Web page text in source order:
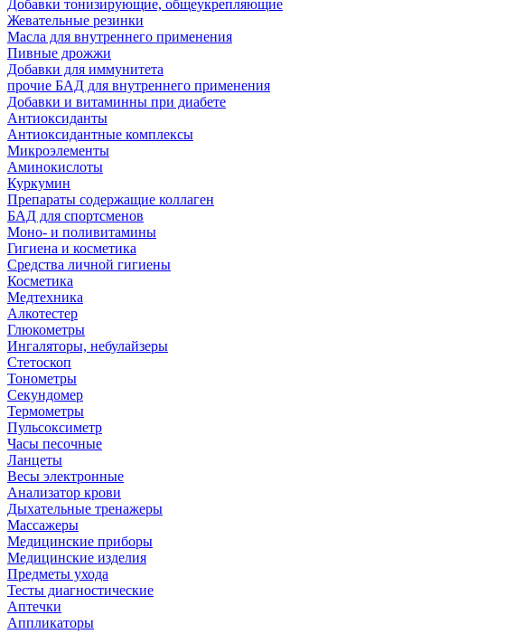
Добавки тонизирующие, общеукрепляющие
Жевательные резинки
Масла для внутреннего применения
Пивные дрожжи
Добавки для иммунитета
прочие БАД для внутреннего применения
Добавки и витаминны при диабете
Антиоксиданты
Антиоксидантные комплексы
Микроэлементы
Аминокислоты
Куркумин
Препараты содержащие коллаген
БАД для спортсменов
Моно- и поливитамины
Гигиена и косметика
Средства личной гигиены
Косметика
Медтехника
Алкотестер
Глюкометры
Ингаляторы, небулайзеры
Стетоскоп
Тонометры
Секундомер
Термометры
Пульсоксиметр
Часы песочные
Ланцеты
Весы электронные
Анализатор крови
Дыхательные тренажеры
Массажеры
Медицинские приборы
Медицинские изделия
Предметы ухода
Тесты диагностические
Аптечки
Аппликаторы